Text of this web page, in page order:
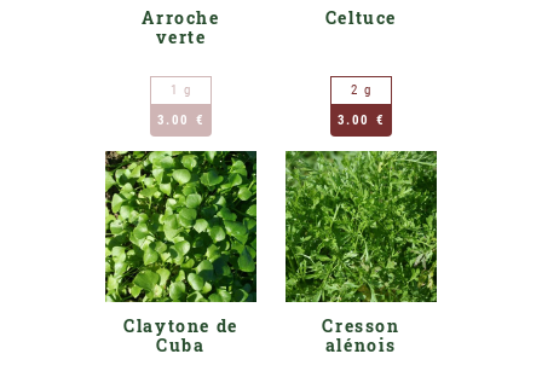
Arroche
verte
1 g
3.00 €
Celtuce
2 g
3.00 €
Claytone de
Cuba
Cresson
alénois